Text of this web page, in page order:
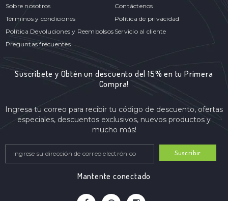
Sobre nosotros
Contáctenos
Términos y condiciones
Política de privacidad
Política Devoluciones y Reembolsos Servicio al cliente
Preguntas frecuentes
Suscríbete y Obtén un descuento del 15% en tu Primera
Compra!
Ingresa tu correo para recibir tu código de descuento, ofertas
especiales, descuentos exclusivos, nuevos productos y
mucho más!
Suscribir
Mantente conectado